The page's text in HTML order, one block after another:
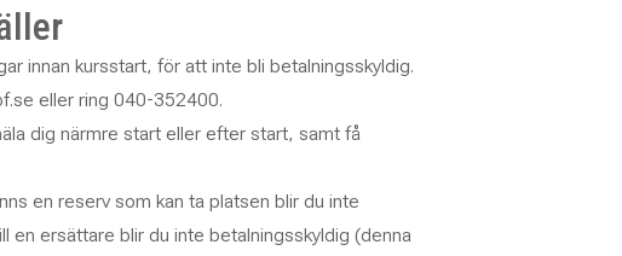
innan kursstart, för att inte bli betalningsskyldig.
eller ring 040-352400.
dig närmre start eller efter start, samt få
en reserv som kan ta platsen blir du inte
en ersättare blir du inte betalningsskyldig (denna